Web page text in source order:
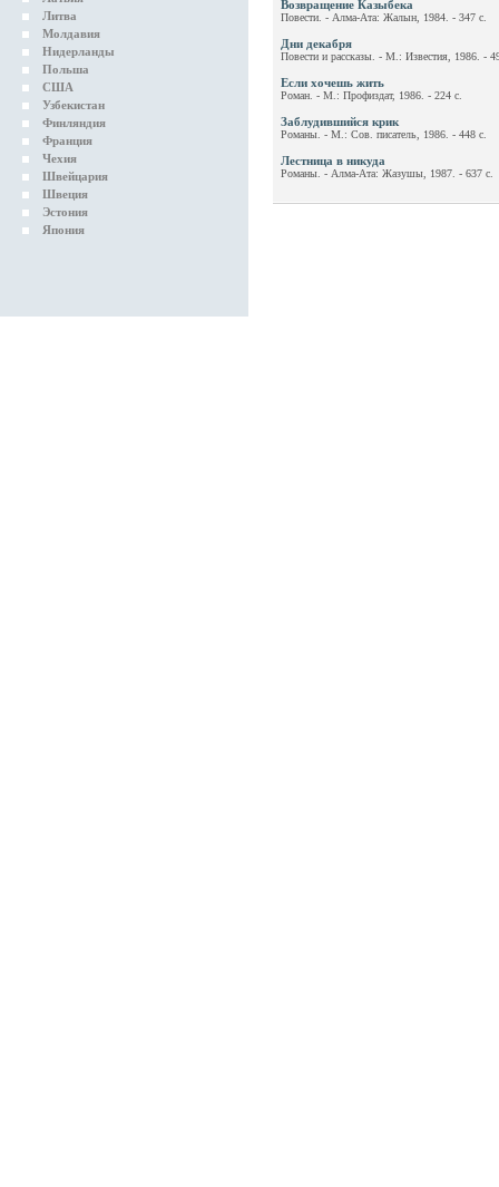
Литва
Молдавия
Нидерланды
Польша
США
Узбекистан
Финляндия
Франция
Чехия
Швейцария
Швеция
Эстония
Япония
Возвращение Казыбека
Повести. - Алма-Ата: Жалын, 1984. - 347 с.
Дни декабря
Повести и рассказы. - М.: Известия, 1986. -
Если хочешь жить
Роман. - М.: Профиздат, 1986. - 224 с.
Заблудившийся крик
Романы. - М.: Сов. писатель, 1986. - 448 с.
Лестница в никуда
Романы. - Алма-Ата: Жазушы, 1987. - 637 с.